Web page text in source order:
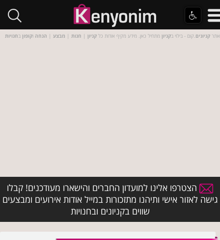
אתר קניונים.קום - בילוי בקניון מתחיל כאן. מידע מקיף אודות כל קניון | חנות | מבצע | הנחה וקופון בחנויות
הצטרפו אלינו למועדון החברים והישארו מעודכנים! קבלו
גישה לאזור אישי ותיהנו מתזכורות במייל אודות אירועים ומבצעים
שווים בקניונים ובחנויות